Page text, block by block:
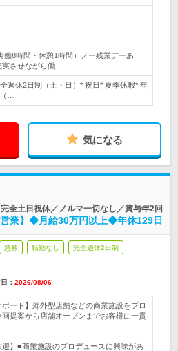
働8時間・休憩1時間）ノー残業デーあ
させながら働…
週休2日制（土・日）* 祝日* 夏季休暇* 年
…
気になる
全土日祝休／ノルマ一切なし／賞与年2回
業】◆月給30万円以上◆年休129日
急募 転勤なし 完全週休2日制
： 2026/08/06
ポート】郊外型店舗などの商業施設をプロ
提案から店舗オープンまでお客様に一貫
迎】■商業施設のプロデュースに興味があ